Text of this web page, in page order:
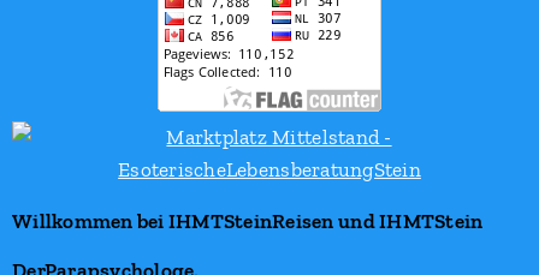
Willkommen bei IHMTSteinReisen und IHMTStein